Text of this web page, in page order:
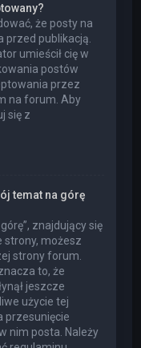
że posty na
publikacją.
umieścił cię w
postów
przez
na forum. Aby
się z
temat na górę
znajdujący się
strony, możesz
strony forum.
to, że
jeszcze
użycie tej
przesunięcie
nim posta. Należy